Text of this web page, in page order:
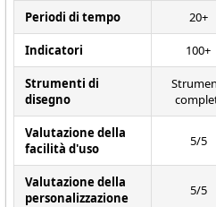
Periodi di tempo 20+
Indicatori 100+
Strumenti di
disegno
Valutazione della
facilità d'uso
5/5
Valutazione della
personalizzazione
5/5